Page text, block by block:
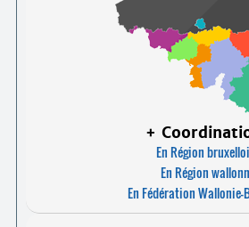
+
En Région
En Région
En Fédération Wallonie-